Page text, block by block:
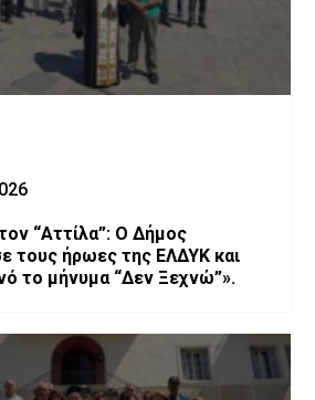
“Αττίλα”: Ο Δήμος
τους ήρωες της ΕΛΔΥΚ και
το μήνυμα “Δεν Ξεχνώ”».